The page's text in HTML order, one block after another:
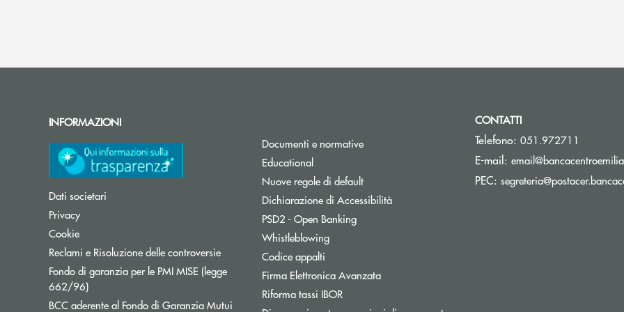
INFORMAZIONI
Dati societari
Privacy
Cookie
Reclami e Risoluzione delle controversie
Fondo di garanzia per le PMI MISE (legge
662/96)Apre una nuova finestra
BCC aderente al Fondo di Garanzia Mutui
Documenti e normative
Educational
Nuove regole di default
Dichiarazione di Accessibilità
PSD2 - Open Banking
Whistleblowing
Codice appalti
Firma Elettronica Avanzata
Riforma tassi IBOR
CONTATTI
Telefono: 051.972711
E-mail:
PEC: